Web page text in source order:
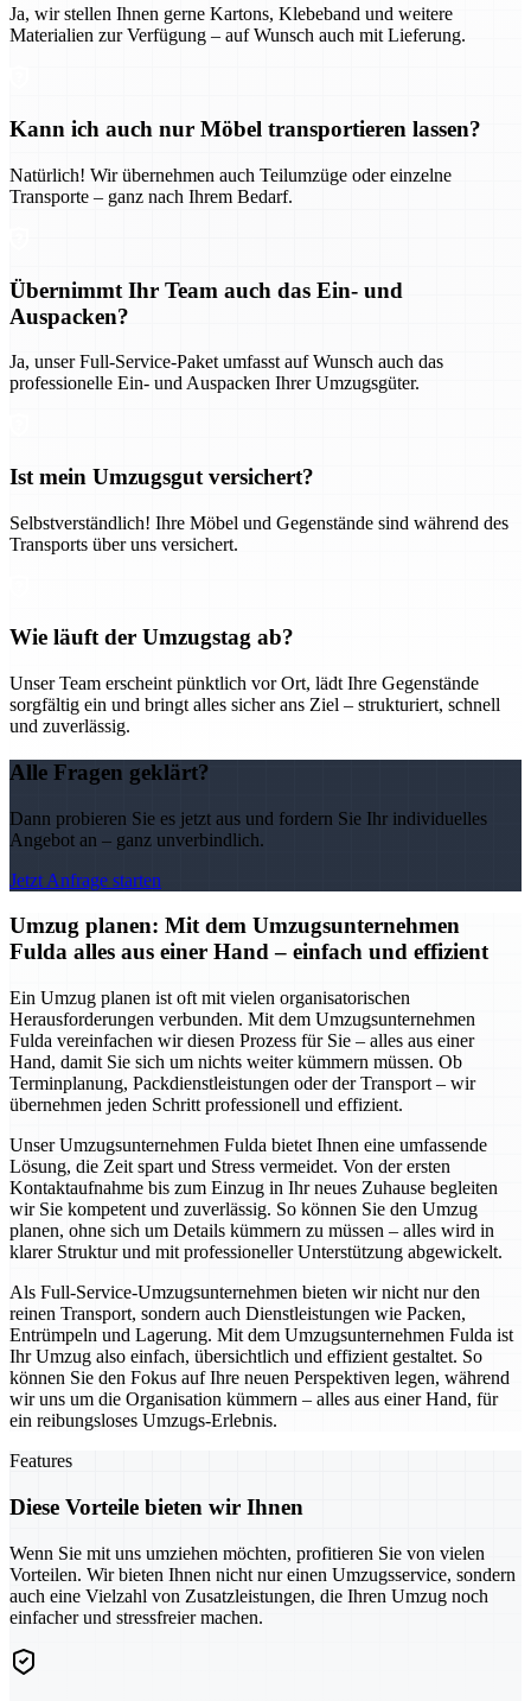
Ja, wir stellen Ihnen gerne Kartons, Klebeband und weitere
Materialien zur Verfügung – auf Wunsch auch mit Lieferung.
Kann ich auch nur Möbel transportieren lassen?
Natürlich! Wir übernehmen auch Teilumzüge oder einzelne
Transporte – ganz nach Ihrem Bedarf.
Übernimmt Ihr Team auch das Ein- und
Auspacken?
Ja, unser Full-Service-Paket umfasst auf Wunsch auch das
professionelle Ein- und Auspacken Ihrer Umzugsgüter.
Ist mein Umzugsgut versichert?
Selbstverständlich! Ihre Möbel und Gegenstände sind während des
Transports über uns versichert.
Wie läuft der Umzugstag ab?
Unser Team erscheint pünktlich vor Ort, lädt Ihre Gegenstände
sorgfältig ein und bringt alles sicher ans Ziel – strukturiert, schnell
und zuverlässig.
Alle Fragen geklärt?
Dann probieren Sie es jetzt aus und fordern Sie Ihr individuelles
Angebot an – ganz unverbindlich.
Jetzt Anfrage starten
Umzug planen: Mit dem Umzugsunternehmen
Fulda alles aus einer Hand – einfach und effizient
Ein Umzug planen ist oft mit vielen organisatorischen
Herausforderungen verbunden. Mit dem Umzugsunternehmen
Fulda vereinfachen wir diesen Prozess für Sie – alles aus einer
Hand, damit Sie sich um nichts weiter kümmern müssen. Ob
Terminplanung, Packdienstleistungen oder der Transport – wir
übernehmen jeden Schritt professionell und effizient.
Unser Umzugsunternehmen Fulda bietet Ihnen eine umfassende
Lösung, die Zeit spart und Stress vermeidet. Von der ersten
Kontaktaufnahme bis zum Einzug in Ihr neues Zuhause begleiten
wir Sie kompetent und zuverlässig. So können Sie den Umzug
planen, ohne sich um Details kümmern zu müssen – alles wird in
klarer Struktur und mit professioneller Unterstützung abgewickelt.
Als Full-Service-Umzugsunternehmen bieten wir nicht nur den
reinen Transport, sondern auch Dienstleistungen wie Packen,
Entrümpeln und Lagerung. Mit dem Umzugsunternehmen Fulda ist
Ihr Umzug also einfach, übersichtlich und effizient gestaltet. So
können Sie den Fokus auf Ihre neuen Perspektiven legen, während
wir uns um die Organisation kümmern – alles aus einer Hand, für
ein reibungsloses Umzugs-Erlebnis.
Features
Diese Vorteile bieten wir Ihnen
Wenn Sie mit uns umziehen möchten, profitieren Sie von vielen
Vorteilen. Wir bieten Ihnen nicht nur einen Umzugsservice, sondern
auch eine Vielzahl von Zusatzleistungen, die Ihren Umzug noch
einfacher und stressfreier machen.